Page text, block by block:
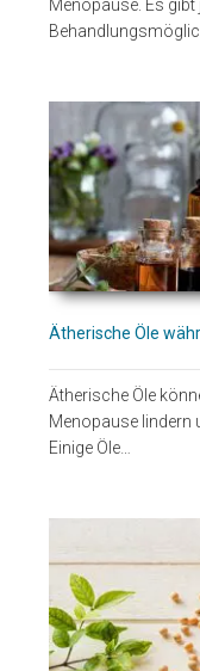
Menopause. Es
Ätherische Öle
Ätherische Öle
Menopause lindern
Einige Öle…